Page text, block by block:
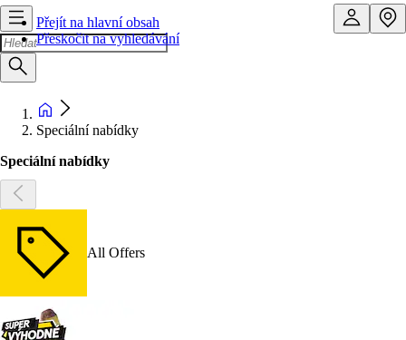
Přejít na hlavní obsah
Přeskočit na vyhledávání
Speciální nabídky
Speciální nabídky
All Offers